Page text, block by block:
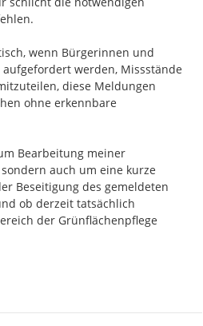
wenn Bürgerinnen und
werden, Missstände
diese Meldungen
ohne erkennbare
Bearbeitung meiner
auch um eine kurze
Beseitigung des gemeldeten
ob derzeit tatsächlich
der Grünflächenpflege